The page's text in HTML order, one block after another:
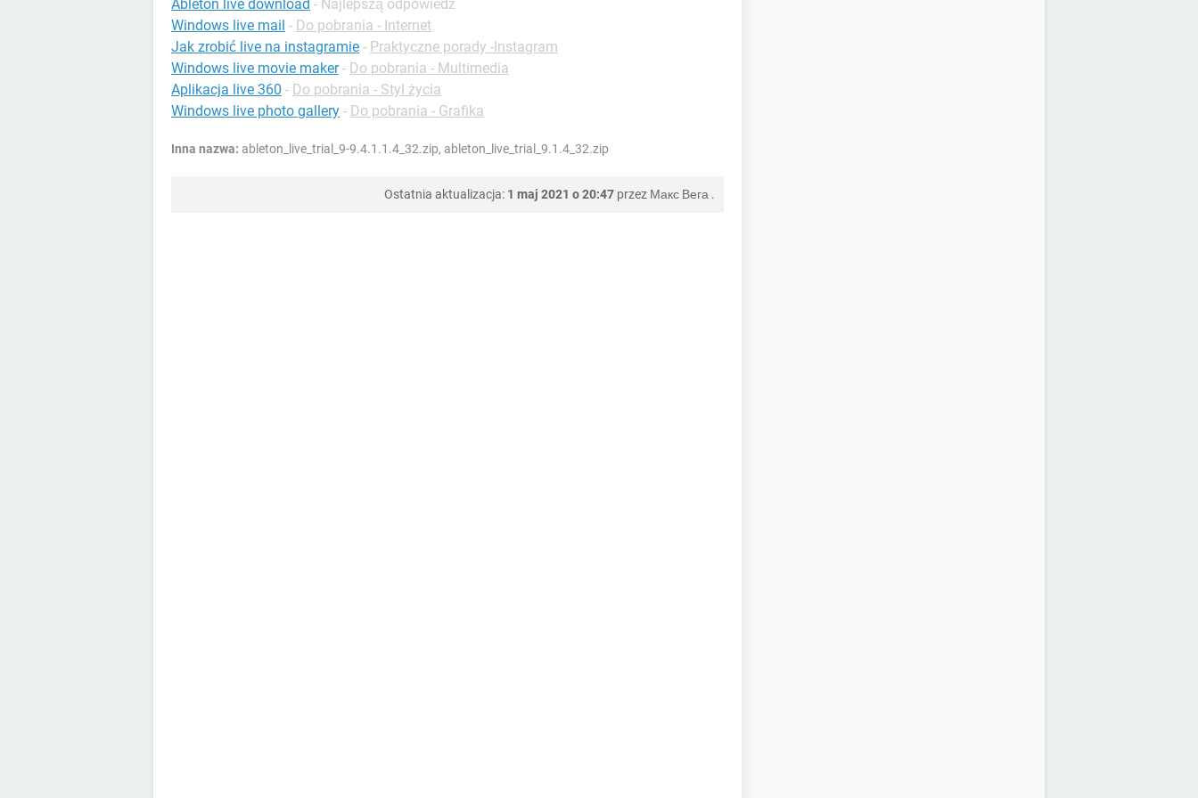
Ableton live download - Najlepszą odpowiedź
Windows live mail - Do pobrania - Internet
Jak zrobić live na instagramie - Praktyczne porady -Instagram
Windows live movie maker - Do pobrania - Multimedia
Aplikacja live 360 - Do pobrania - Styl życia
Windows live photo gallery - Do pobrania - Grafika
Inna nazwa: ableton_live_trial_9-9.4.1.1.4_32.zip, ableton_live_trial_9.1.4_32.zip
Ostatnia aktualizacja: 1 maj 2021 o 20:47 przez Макс Вега .